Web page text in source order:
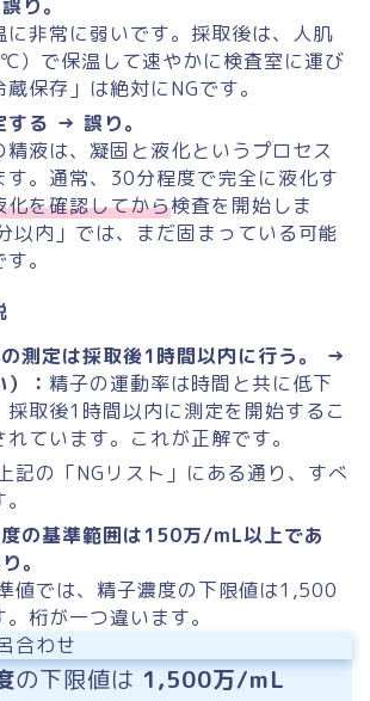
り。
に非常に弱いです。採取後は、人肌
）で保温して速やかに検査室に運び
保存」は絶対にNGです。
する → 誤り。
精液は、凝固と液化というプロセス
す。通常、30分程度で完全に液化す
化を確認してから検査を開始しま
以内」では、まだ固まっている可能
。
測定は採取後1時間以内に行う。 →
： 精子の運動率は時間と共に低下
採取後1時間以内に測定を開始するこ
れています。これが正解です。
記の「NGリスト」にある通り、すべ
の基準範囲は150万/mL以上であ
。
値では、精子濃度の下限値は1,500
。桁が一つ違います。
合わせ
の下限値は 1,500万/mL